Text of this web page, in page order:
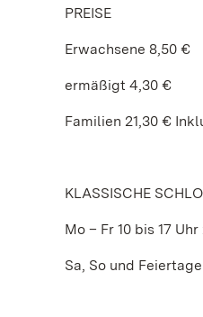
PREISE
Erwachsene 8,50 €
ermäßigt 4,30 €
Familien 21,30 €
KLASSISCHE
Mo – Fr 10 bis 17
Sa, So und